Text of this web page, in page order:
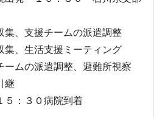
、支援チームの派遣調整
、生活支援ミーティング
ムの派遣調整、避難所視察
継
：３０病院到着